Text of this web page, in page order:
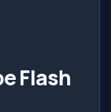
Flash